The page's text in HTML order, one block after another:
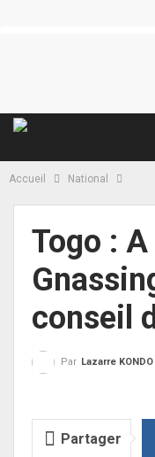
Accueil National
Togo : A
conseil
Par Lazarre KONDO
Partager